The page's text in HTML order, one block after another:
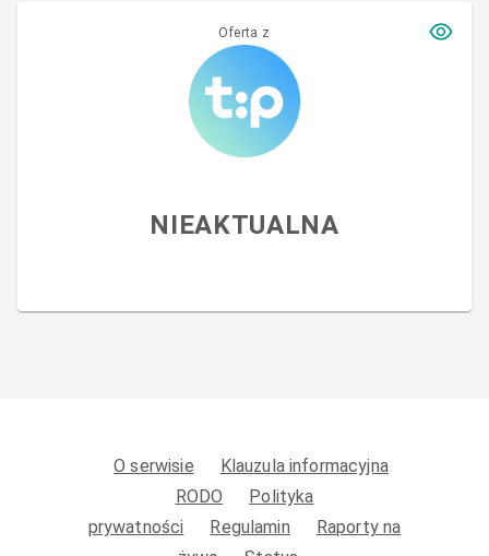
Oferta z
NIEAKTUALNA
O serwisie
Klauzula informacyjna
RODO
Polityka
prywatności
Regulamin
Raporty na